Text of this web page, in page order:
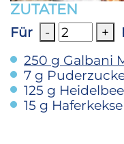
ZUTATEN
Für - +
250 g Galbani
7 g
125 g
15 g Haferkekse